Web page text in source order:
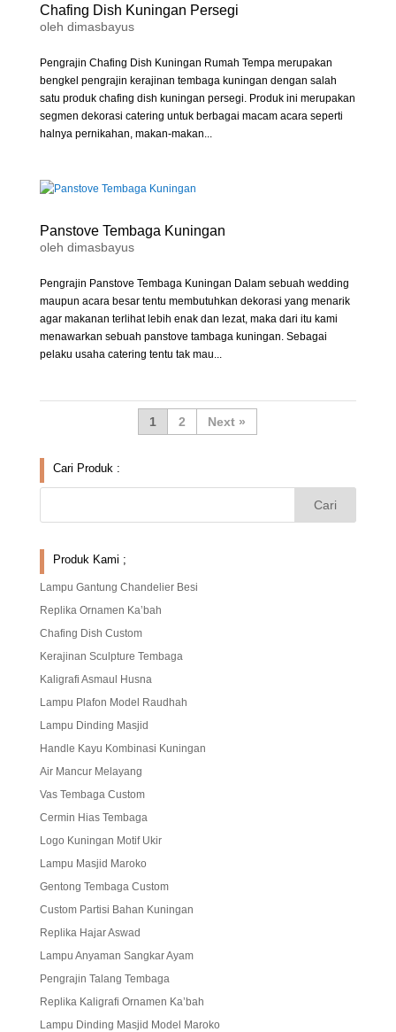
Chafing Dish Kuningan Persegi
oleh dimasbayus
Pengrajin Chafing Dish Kuningan Rumah Tempa merupakan
bengkel pengrajin kerajinan tembaga kuningan dengan salah
satu produk chafing dish kuningan persegi. Produk ini merupakan
segmen dekorasi catering untuk berbagai macam acara seperti
halnya pernikahan, makan-makan...
Panstove Tembaga Kuningan
oleh dimasbayus
Pengrajin Panstove Tembaga Kuningan Dalam sebuah wedding
maupun acara besar tentu membutuhkan dekorasi yang menarik
agar makanan terlihat lebih enak dan lezat, maka dari itu kami
menawarkan sebuah panstove tambaga kuningan. Sebagai
pelaku usaha catering tentu tak mau...
1 2 »
Cari Produk :
Produk Kami ;
Lampu Gantung Chandelier Besi
Replika Ornamen Ka’bah
Chafing Dish Custom
Kerajinan Sculpture Tembaga
Kaligrafi Asmaul Husna
Lampu Plafon Model Raudhah
Lampu Dinding Masjid
Handle Kayu Kombinasi Kuningan
Air Mancur Melayang
Vas Tembaga Custom
Cermin Hias Tembaga
Logo Kuningan Motif Ukir
Lampu Masjid Maroko
Gentong Tembaga Custom
Custom Partisi Bahan Kuningan
Replika Hajar Aswad
Lampu Anyaman Sangkar Ayam
Pengrajin Talang Tembaga
Replika Kaligrafi Ornamen Ka’bah
Lampu Dinding Masjid Model Maroko